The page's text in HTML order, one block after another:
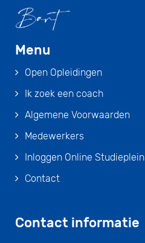
Menu
Open Opleidingen
Ik zoek een coach
Algemene Voorwaarden
Medewerkers
Inloggen Online Studieplein
Contact
Contact informatie